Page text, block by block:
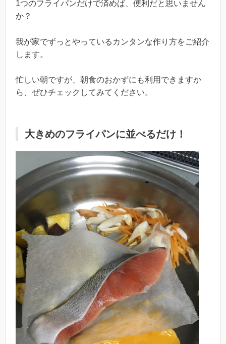
1つのフライパンだけで済めば、便利だと思いません
か？
我が家でずっとやっているカンタンな作り方をご紹介
します。
忙しい朝ですが、朝食のおかずにも利用できますか
ら、ぜひチェックしてみてください。
大きめのフライパンに並べるだけ！